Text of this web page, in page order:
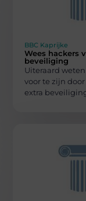
BBC Kaprijke
Wees hackers
beveiliging
Uiteraard
voor te zijn
extra